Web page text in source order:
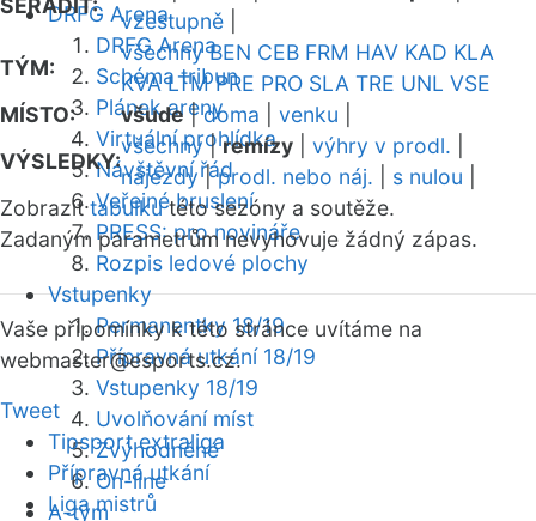
DRFG Arena
DRFG Arena
Schéma tribun
Plánek areny
Virtuální prohlídka
Návštěvní řád
Veřejné bruslení
PRESS: pro novináře
Rozpis ledové plochy
Vstupenky
Permanentky 18/19
Přípravná utkání 18/19
Vstupenky 18/19
Uvolňování míst
Zvýhodněné
On-line
A-tým
SEŘADIT:
vzestupně
TÝM:
všechny BEN CEB FRM HAV KAD KLA
KVA LTM PRE PRO SLA TRE UNL VSE
MÍSTO:
všude|doma venku
VÝSLEDKY:
všechny|remízy výhry v prodl.
nájezdy|prodl. nebo náj. s nulou
Zobrazittabulkutéto sezóny a soutěže.
Zadaným parametrům nevyhovuje žádný zápas.
Vaše připomínky k této stránce uvítáme na
webmaster@esports.cz.
Tweet
Tipsport extraliga
Přípravná utkání
Liga mistrů